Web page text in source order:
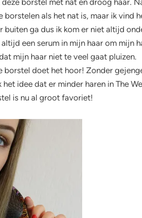
borstelen als het nat is, maar ik vind
buiten ga dus ik kom er niet altijd
een serum in mijn haar om mijn
mijn haar niet te veel gaat pluizen.
borstel doet het hoor! Zonder
het idee dat er minder haren in The
is nu al groot favoriet!